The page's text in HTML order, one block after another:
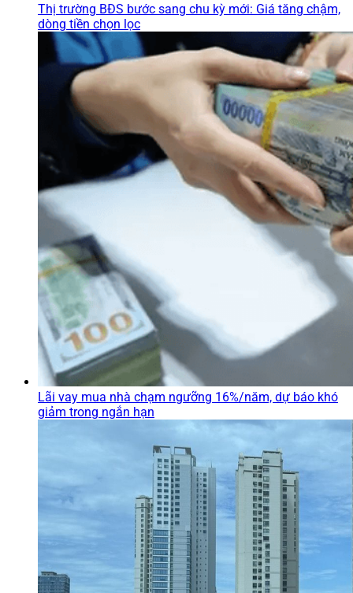
Thị trường BĐS bước sang chu kỳ mới: Giá tăng chậm,
dòng tiền chọn lọc
Lãi vay mua nhà chạm ngưỡng 16%/năm, dự báo khó
giảm trong ngắn hạn